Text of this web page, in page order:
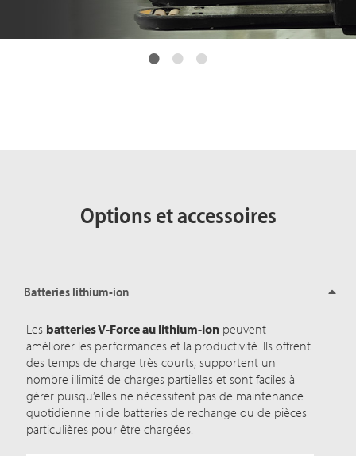
Options et accessoires
Batteries lithium-ion
Les batteries V-Force au lithium-ion peuvent
améliorer les performances et la productivité. Ils offrent
des temps de charge très courts, supportent un
nombre illimité de charges partielles et sont faciles à
gérer puisqu’elles ne nécessitent pas de maintenance
quotidienne ni de batteries de rechange ou de pièces
particulières pour être chargées.